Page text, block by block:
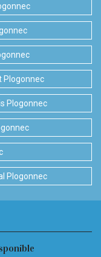
Plogonnec
Plogonnec
Plogonnec